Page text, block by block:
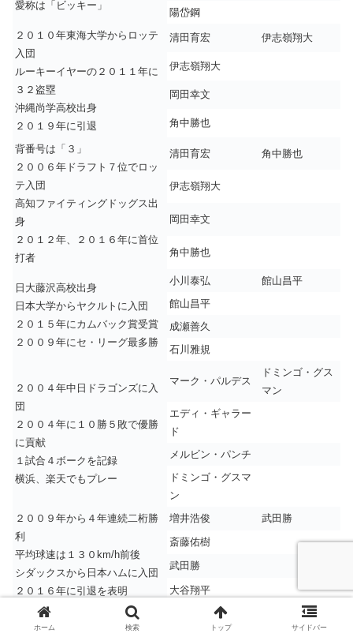
愛称は「ビッキー」
陽岱鋼
２０１０年東海大学からロッテ
入団
ルーキーイヤーの２０１１年に
３２盗塁
沖縄尚学高校出身
２０１９年に引退
清田育宏 伊志嶺翔大
伊志嶺翔大
岡田幸文
角中勝也
背番号は「３」
２００６年ドラフト７位でロッ
テ入団
高知ファイティングドッグス出
身
２０１２年、２０１６年に首位
打者
清田育宏 角中勝也
伊志嶺翔大
岡田幸文
角中勝也
日大藤沢高校出身
日本大学からヤクルトに入団
２０１５年にカムバック賞受賞
２００９年にセ・リーグ最多勝
小川泰弘
館山昌平
館山昌平
成瀬善久
石川雅規
２００４年中日ドラゴンズに入
団
２００４年に１０勝５敗で優勝
に貢献
１試合４ボークを記録
横浜、楽天でもプレー
マーク・パルデス
ドミンゴ・グス
マン
エディ・ギャラー
ド
メルビン・パンチ
ドミンゴ・グスマ
ン
２００９年から４年連続二桁勝
利
平均球速は１３０km/h前後
シダックスから日本ハムに入団
２０１６年に引退を表明
増井浩俊
武田勝
斎藤佑樹
武田勝
大谷翔平
足利工業高校出身
ドラフト外で投手としてプロ入
石井琢朗
ホーム 検索 トップ サイドバー